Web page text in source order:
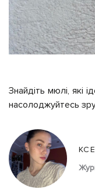
Знайдіть мюлі, які
насолоджуйтесь